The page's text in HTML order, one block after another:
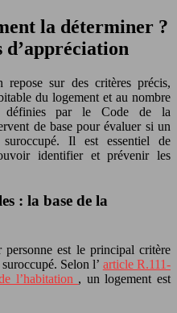
la déterminer ?
sur des critères précis,
du logement et au nombre
définies par le Code de la
de base pour évaluer si un
Il est essentiel de
identifier et prévenir les
: la base de la
est le principal critère
Selon l’ article R.111-
l’habitation , un logement est